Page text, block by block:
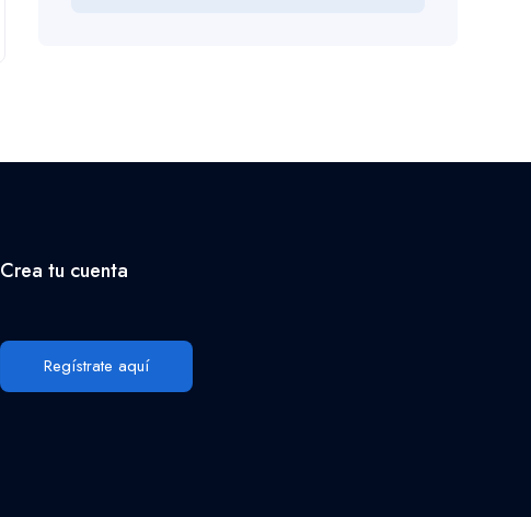
Crea tu cuenta
Regístrate aquí